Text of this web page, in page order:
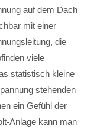
auf dem Dach
mit einer
die
viele
statistisch kleine
stehenden
ein Gefühl der
Anlage kann man